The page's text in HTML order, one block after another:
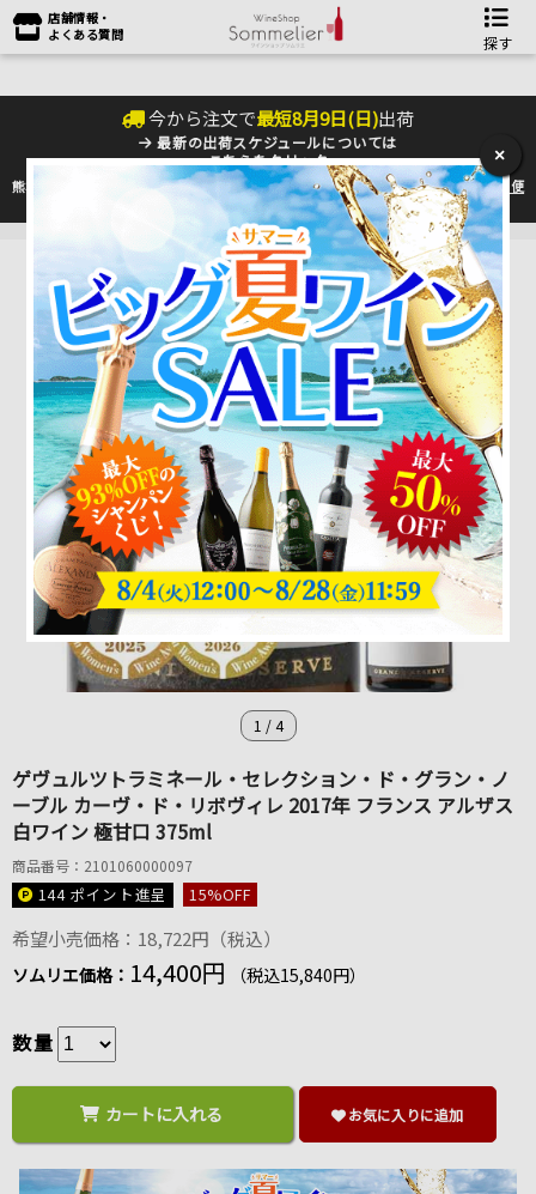
店舗情報・
よくある質問
探す
今から注文で最短8月9日(日)出荷
最新の出荷スケジュールについては
こちらをクリック
熊本地震の影響により九州への配送に遅れが生じております。最新情報は佐川急便
のHP
をご確認下さい。
1 /4
ゲヴュルツトラミネール・セレクション・ド・グラン・ノ
ーブル カーヴ・ド・リボヴィレ 2017年 フランス アルザス
白ワイン 極甘口 375ml
商品番号：2101060000097
144 ポイント進呈 15%OFF
希望小売価格：18,722円（税込）
ソムリエ価格： 14,400円 （税込15,840円）
数量
カートに入れる お気に入りに追加
×